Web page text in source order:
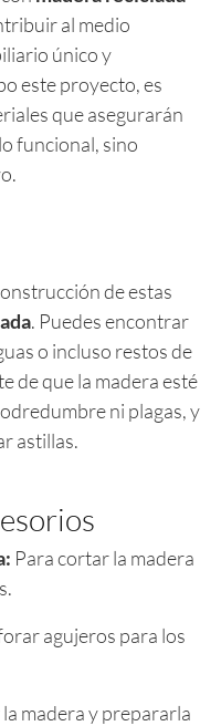
al medio
único y
este proyecto, es
que asegurarán
funcional, sino
de estas
. Puedes encontrar
o incluso restos de
de que la madera esté
ni plagas, y
astillas.
Para cortar la madera
agujeros para los
madera y prepararla